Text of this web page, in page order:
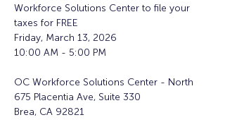
Workforce Solutions Center to file your
taxes for FREE
Friday, March 13, 2026
10:00 AM - 5:00 PM
OC Workforce Solutions Center - North
675 Placentia Ave, Suite 330
Brea, CA 92821